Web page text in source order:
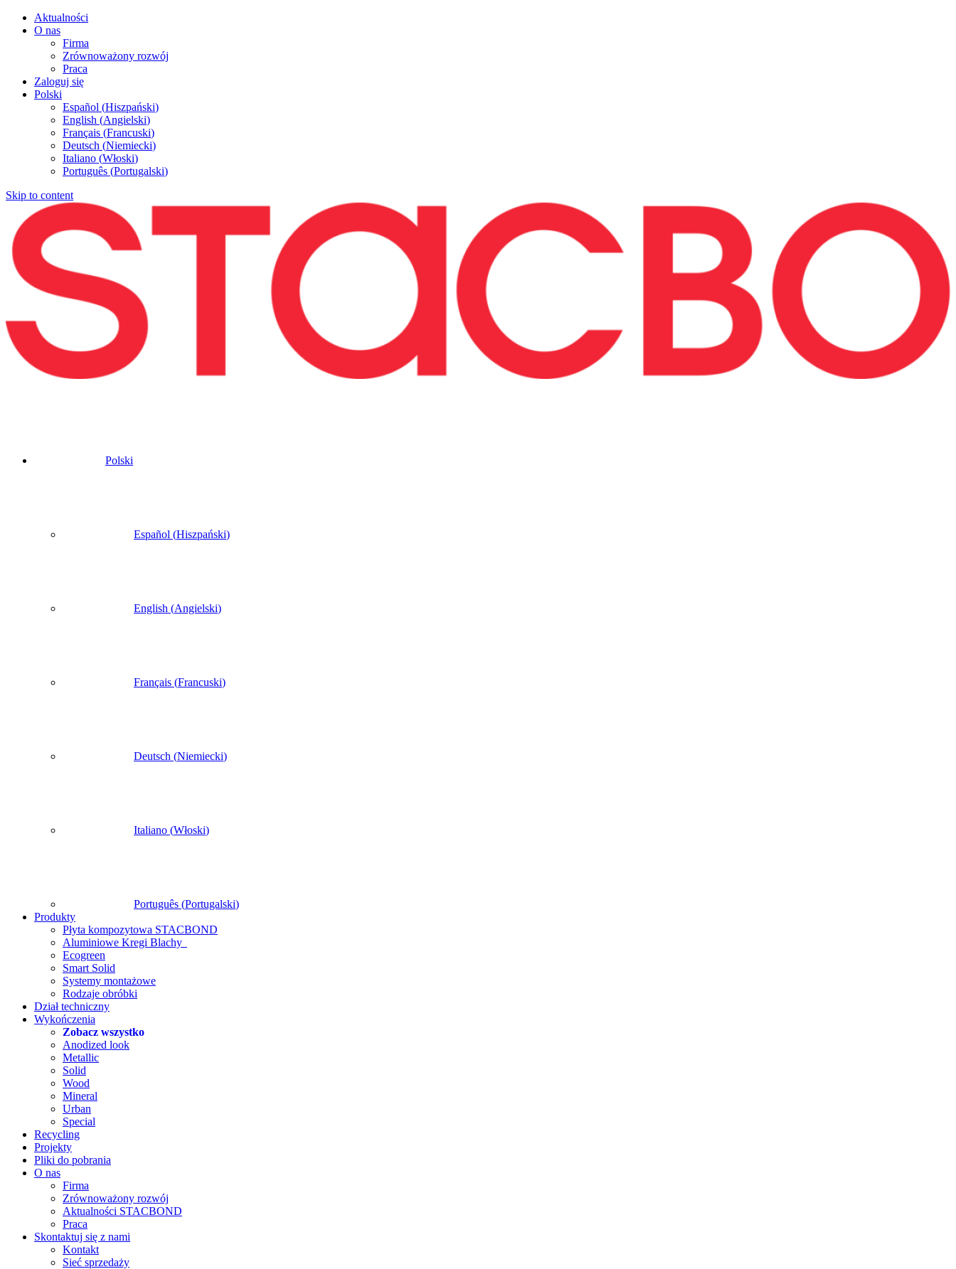
Aktualności
O nas
Firma
Zrównoważony rozwój
Praca
Zaloguj się
Polski
Español (Hiszpański)
English (Angielski)
Français (Francuski)
Deutsch (Niemiecki)
Italiano (Włoski)
Português (Portugalski)
Skip to content
Polski
Español (Hiszpański)
English (Angielski)
Français (Francuski)
Deutsch (Niemiecki)
Italiano (Włoski)
Português (Portugalski)
Produkty
Płyta kompozytowa STACBOND
Aluminiowe Kregi Blachy
Ecogreen
Smart Solid
Systemy montażowe
Rodzaje obróbki
Dział techniczny
Wykończenia
Zobacz wszystko
Anodized look
Metallic
Solid
Wood
Mineral
Urban
Special
Recycling
Projekty
Pliki do pobrania
O nas
Firma
Zrównoważony rozwój
Aktualności STACBOND
Praca
Skontaktuj się z nami
Kontakt
Sieć sprzedaży